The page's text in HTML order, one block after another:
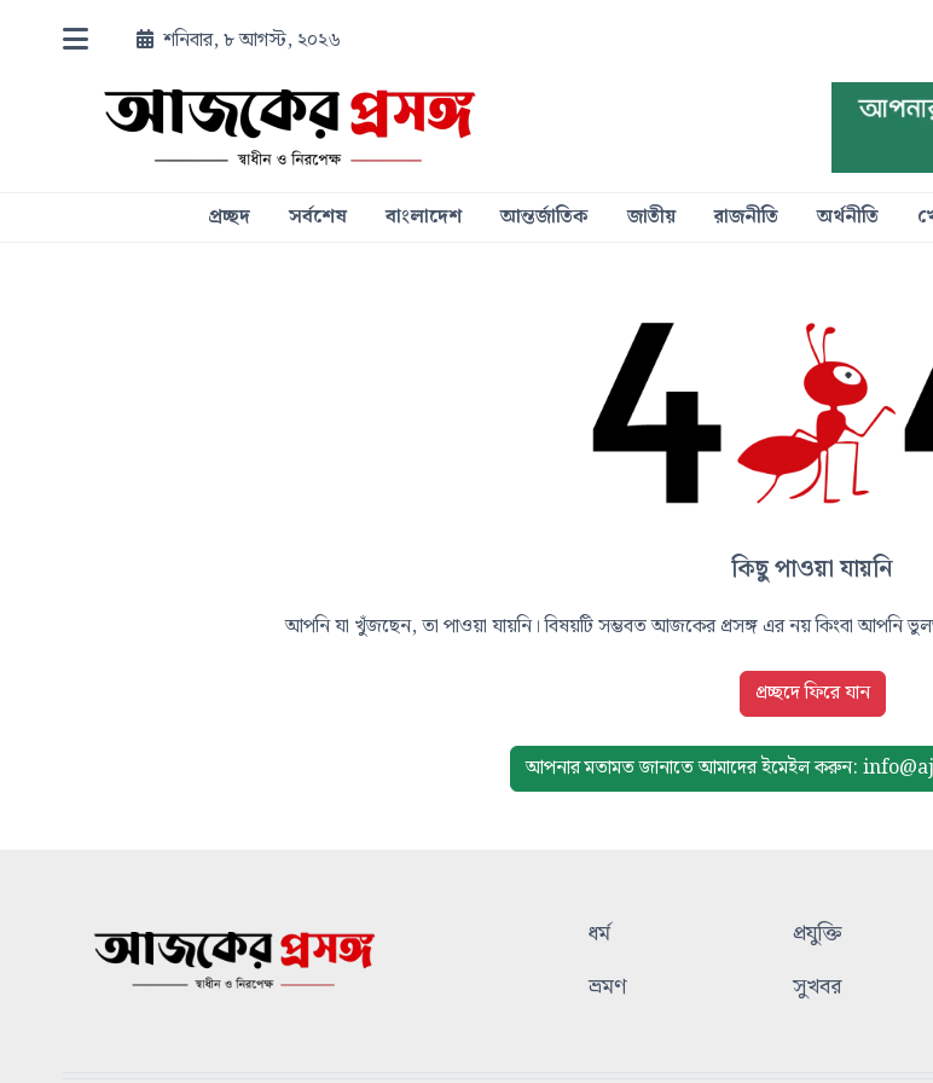
শনিবার, ৮ আগস্ট, ২০২৬
প্রচ্ছদ সর্বশেষ বাংলাদেশ আন্তর্জাতিক জাতীয় রাজনীতি অর্থনীতি
কিছু পাওয়া যায়নি
আপনি যা খুঁজছেন, তা পাওয়া যায়নি। বিষয়টি সম্ভবত আজকের প্রসঙ্গ এর নয় কিংবা আপনি
প্রচ্ছদে ফিরে যান
আপনার মতামত জানাতে আমাদেরইমেইল করুন:
ধর্ম প্রযুক্তি
ভ্রমণ
সুখবর